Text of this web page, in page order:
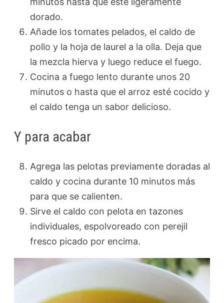
dorado.
Añade los tomates pelados, el caldo de
pollo y la hoja de laurel a la olla. Deja que
la mezcla hierva y luego reduce el fuego.
Cocina a fuego lento durante unos 20
minutos o hasta que el arroz esté cocido y
el caldo tenga un sabor delicioso.
Y para acabar
Agrega las pelotas previamente doradas al
caldo y cocina durante 10 minutos más
para que se calienten.
Sirve el caldo con pelota en tazones
individuales, espolvoreado con perejil
fresco picado por encima.